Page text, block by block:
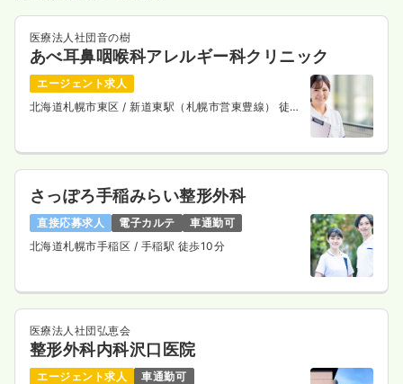
医療法人社団音の樹
あべ耳鼻咽喉科アレルギー科クリニック
エージェント求人
北海道札幌市東区 / 新道東駅（札幌市営東豊線） 徒歩
さっぽろ手稲みらい整形外科
直接応募求人 電子カルテ
車通勤可
北海道札幌市手稲区 / 手稲駅 徒歩10分
医療法人社団弘恵会
整形外科内科沢口医院
エージェント求人
車通勤可